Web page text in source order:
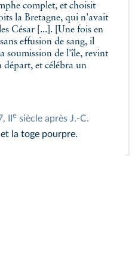
en
II e siècle après J.‑C.
la toge pourpre.